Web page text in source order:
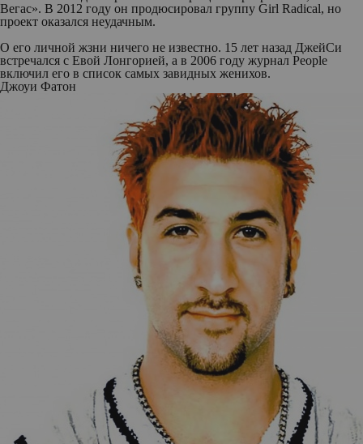
Вегас». В 2012 году он продюсировал группу Girl Radical, но
проект оказался неудачным.
О его личной жзни ничего не известно. 15 лет назад ДжейСи
встречался с Евой Лонгорией, а в 2006 году журнал People
включил его в список самых завидных женихов.
Джоуи Фатон